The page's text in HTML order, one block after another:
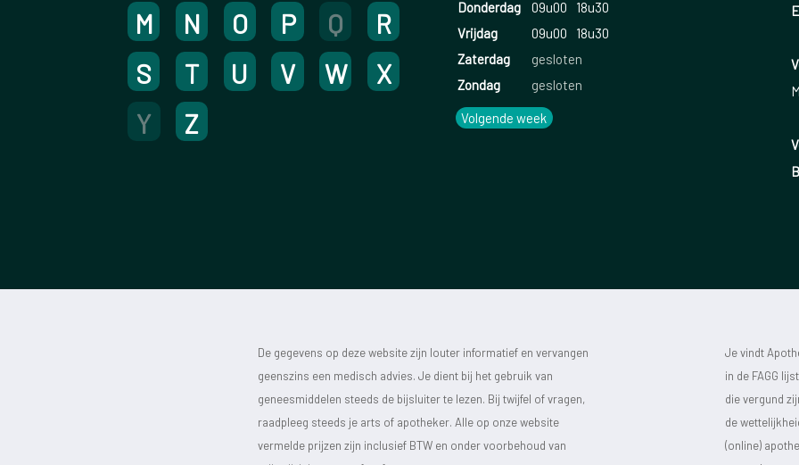
M
N O P Q
R
S
T U V W
X
Y
Z
Donderdag
09u00
18u30
Vrijdag
09u00
18u30
Zaterdag
gesloten
Zondag
gesloten
Volgende week
De gegevens op deze website zijn louter informatief en vervangen
geenszins een medisch advies. Je dient bij het gebruik van
geneesmiddelen steeds de bijsluiter te lezen. Bij twijfel of vragen,
raadpleeg steeds je arts of apotheker. Alle op onze website
vermelde prijzen zijn inclusief BTW en onder voorbehoud van
Je vindt
in de FAGG
die vergund
de
(online)